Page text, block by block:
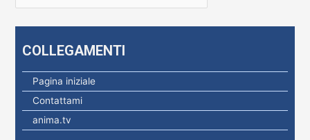
COLLEGAMENTI
Pagina iniziale
Contattami
anima.tv